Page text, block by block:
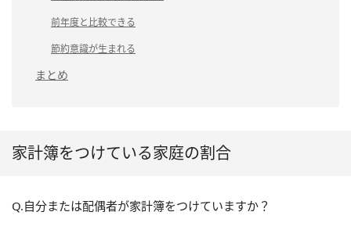
前年度と比較できる
節約意識が生まれる
まとめ
家計簿をつけている家庭の割合
Q.自分または配偶者が家計簿をつけていますか？